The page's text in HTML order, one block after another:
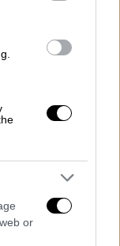
or
άτομα
στη δε
και μέσα σε